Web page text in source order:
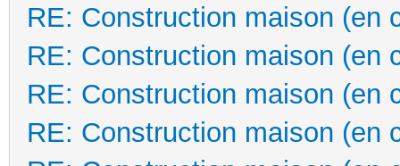
RE: Construction maison (en
RE: Construction maison (en
RE: Construction maison (en
RE: Construction maison (en